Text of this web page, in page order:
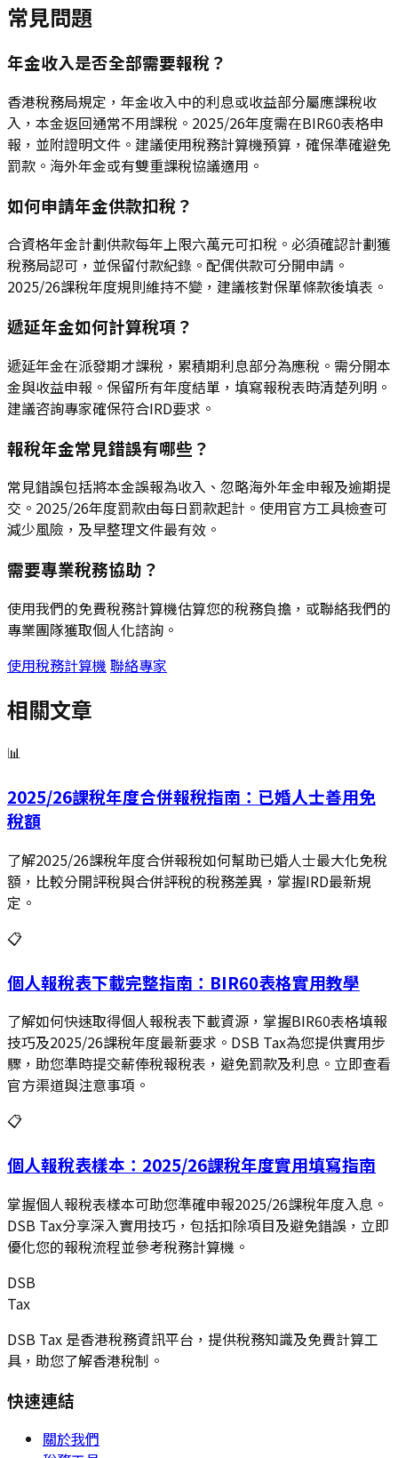
常見問題
年金收入是否全部需要報稅？
香港稅務局規定，年金收入中的利息或收益部分屬應課稅收
入，本金返回通常不用課稅。2025/26年度需在BIR60表格申
報，並附證明文件。建議使用稅務計算機預算，確保準確避免
罰款。海外年金或有雙重課稅協議適用。
如何申請年金供款扣稅？
合資格年金計劃供款每年上限六萬元可扣稅。必須確認計劃獲
稅務局認可，並保留付款紀錄。配偶供款可分開申請。
2025/26課稅年度規則維持不變，建議核對保單條款後填表。
遞延年金如何計算稅項？
遞延年金在派發期才課稅，累積期利息部分為應稅。需分開本
金與收益申報。保留所有年度結單，填寫報稅表時清楚列明。
建議咨詢專家確保符合IRD要求。
報稅年金常見錯誤有哪些？
常見錯誤包括將本金誤報為收入、忽略海外年金申報及逾期提
交。2025/26年度罰款由每日罰款起計。使用官方工具檢查可
減少風險，及早整理文件最有效。
需要專業稅務協助？
使用我們的免費稅務計算機估算您的稅務負擔，或聯絡我們的
專業團隊獲取個人化諮詢。
使用稅務計算機 聯絡專家
相關文章
📊
2025/26課稅年度合併報稅指南：已婚人士善用免
稅額
了解2025/26課稅年度合併報稅如何幫助已婚人士最大化免稅
額，比較分開評稅與合併評稅的稅務差異，掌握IRD最新規
定。
📋
個人報稅表下載完整指南：BIR60表格實用教學
了解如何快速取得個人報稅表下載資源，掌握BIR60表格填報
技巧及2025/26課稅年度最新要求。DSB Tax為您提供實用步
驟，助您準時提交薪俸稅報稅表，避免罰款及利息。立即查看
官方渠道與注意事項。
📋
個人報稅表樣本：2025/26課稅年度實用填寫指南
掌握個人報稅表樣本可助您準確申報2025/26課稅年度入息。
DSB Tax分享深入實用技巧，包括扣除項目及避免錯誤，立即
優化您的報稅流程並參考稅務計算機。
DSB
Tax
DSB Tax 是香港稅務資訊平台，提供稅務知識及免費計算工
具，助您了解香港稅制。
快速連結
關於我們